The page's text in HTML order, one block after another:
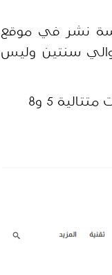
نشر في موقع